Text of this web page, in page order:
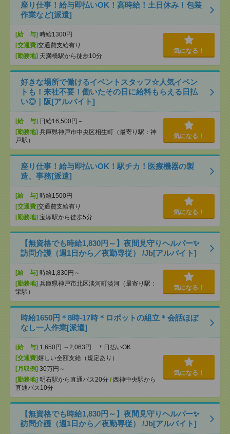
座り仕事！給与即払いOK！高時給！土日休み！包装
作業など[派遣]
[給 与] 時給1300円
[交通費]交通費支給有り
[勤務地] 天満橋駅から徒歩10分
気になる！
好きな場所で働けるイベントスタッフ☆人気イベン
トも！来社不要！働いたその日に給料もらえる日払
い◎｜阪[アルバイト]
[給 与] 日給16,500円～
[勤務地] 兵庫県神戸市中央区相生町（最寄り駅：神
戸駅）
気になる！
座り仕事！給与即払いOK！駅チカ！医療機器の製
造、事務[派遣]
[給 与] 時給1500円
[交通費]交通費支給有り
[勤務地] 宝塚駅から徒歩5分
気になる！
【無資格でも時給1,830円～】夜間見守りヘルパー✨
訪問介護（週1日から／夜勤専従） /Jb[アルバイト]
[給 与] 時給1,830円～
[勤務地] 兵庫県神戸市北区淡河町淡河（最寄り駅：
栄駅）
気になる！
時給1650円＊8時-17時＊ロボットの組立＊会話ほぼ
なし一人作業[派遣]
[給 与] 1,650円 ～2,063円 ＊日払いOK
[交通費]嬉しい全額支給（規定あり）
[月収例] 30万円～
[勤務地] 明石駅から直通バス20分 / 西神中央駅から
直通バス10分
気になる！
【無資格でも時給1,830円～】夜間見守りヘルパー✨
訪問介護（週1日から／夜勤専従） /Jb[アルバイト]